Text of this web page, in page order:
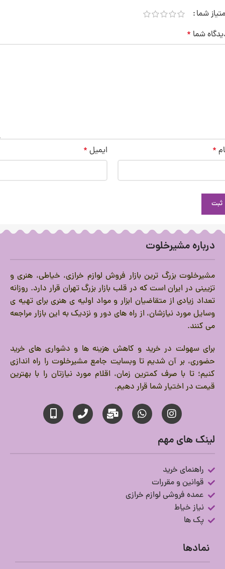
شما
شما *
* ایمیل *
درباره مشیرخلوت
مشیرخلوت بزرگ ترین بازار فروش لوازم خرازی، خیاطی، هنری و
تزیینی در ایران است که در قلب بازار بزرگ تهران قرار دارد. روزانه
تعداد زیادی از متقاضیان ابزار و مواد اولیه ی هنری برای تهیه ی
وسایل مورد نیازشان، از راه های دور و نزدیک به این بازار مراجعه
می کنند.
برای سهولت در خرید و کاهش هزینه ها و دشواری های خرید
حضوری، بر آن شدیم تا وبسایت جامع مشیرخلوت را راه اندازی
کنیم؛ تا با صرف کمترین زمان، اقلام مورد نیازتان را با بهترین
قیمت در اختیار شما قرار دهیم.
لینک های مهم
راهنمای خرید
قوانین و مقررات
عمده فروشی لوازم خرازی
نیاز خیاط
پک ها
نمادها